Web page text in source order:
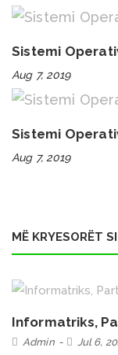
Sistemi
Aug 7, 2019
Sistemi
Aug 7, 2019
MË KRYESORËT
Informatriks,
Admin
Jul 6,